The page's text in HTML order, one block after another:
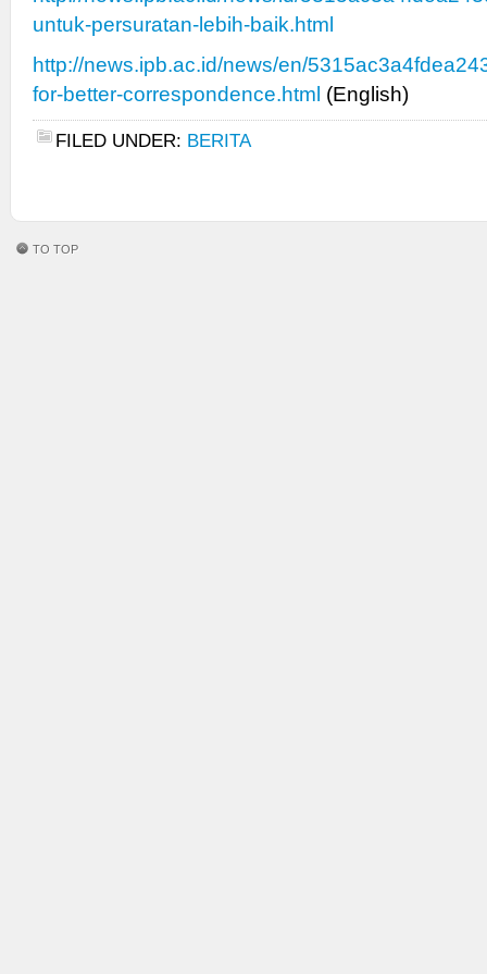
untuk-persuratan-lebih-baik.html
http://news.ipb.ac.id/news/en/
for-better-correspondence.html (English)
FILED UNDER: BERITA
TO TOP